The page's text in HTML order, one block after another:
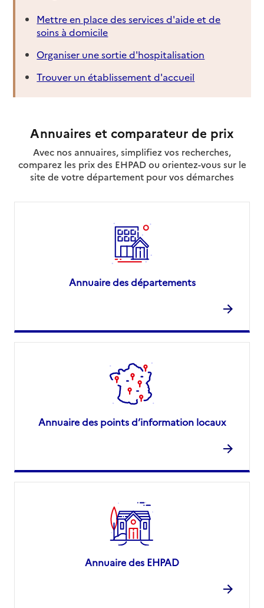
Mettre en place des services d'aide et de
soins à domicile
Organiser une sortie d'hospitalisation
Trouver un établissement d'accueil
Annuaires et comparateur de prix
Avec nos annuaires, simplifiez vos recherches,
comparez les prix des EHPAD ou orientez-vous sur le
site de votre département pour vos démarches
Annuaire des départements
Annuaire des points d’information locaux
Annuaire des EHPAD